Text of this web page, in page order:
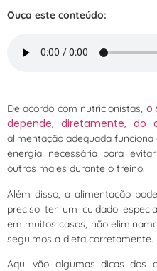
Ouça este conteúdo:
De acordo com nutricionistas, o
depende, diretamente, do
alimentação adequada
energia necessária para
outros males durante o treino.
Além disso, a alimentação
preciso ter um cuidado
em muitos casos, não
seguimos a dieta corretamente.
Aqui vão algumas dicas dos